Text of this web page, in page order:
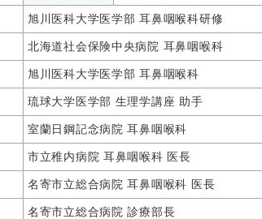
旭川医科大学医学部 耳鼻咽喉科研修
北海道社会保険中央病院 耳鼻咽喉科
旭川医科大学医学部 耳鼻咽喉科
琉球大学医学部 生理学講座 助手
室蘭日鋼記念病院 耳鼻咽喉科
市立稚内病院 耳鼻咽喉科 医長
名寄市立総合病院 耳鼻咽喉科 医長
名寄市立総合病院 診療部長